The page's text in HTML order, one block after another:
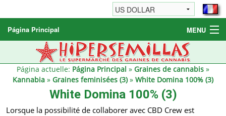
Página Principal MENU
Graines de cannabis
Autres produits
Página actuelle: Página Principal » Graines de cannabis »
Kannabia » Graines feminisées (3)» White Domina 100% (3)
White Domina 100% (3)
Lorsque la possibilité de collaborer avec CBD Crew est